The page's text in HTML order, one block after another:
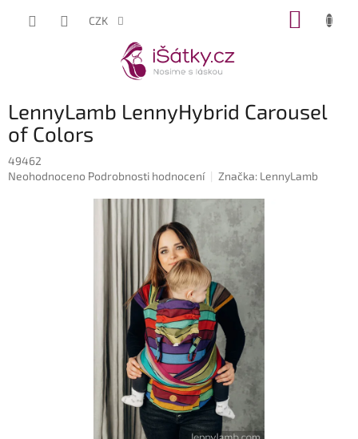
CZK
LennyLamb LennyHybrid Carousel
of Colors
49462
Průměrné
Neohodnoceno Podrobnosti hodnocení Značka: LennyLamb